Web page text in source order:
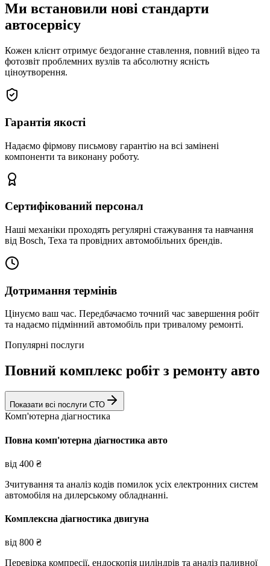
Ми встановили нові стандарти
автосервісу
Кожен клієнт отримує бездоганне ставлення, повний відео та
фотозвіт проблемних вузлів та абсолютну ясність
ціноутворення.
Гарантія якості
Надаємо фірмову письмову гарантію на всі замінені
компоненти та виконану роботу.
Сертифікований персонал
Наші механіки проходять регулярні стажування та навчання
від Bosch, Texa та провідних автомобільних брендів.
Дотримання термінів
Цінуємо ваш час. Передбачаємо точний час завершення робіт
та надаємо підмінний автомобіль при тривалому ремонті.
Популярні послуги
Повний комплекс робіт з ремонту авто
Показати всі послуги СТО
Комп'ютерна діагностика
Повна комп'ютерна діагностика авто
від 400 ₴
Зчитування та аналіз кодів помилок усіх електронних систем
автомобіля на дилерському обладнанні.
Комплексна діагностика двигуна
від 800 ₴
Перевірка компресії, ендоскопія циліндрів та аналіз паливної